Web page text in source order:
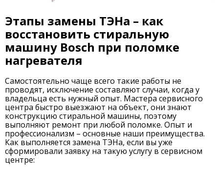
Этапы замены ТЭНа – как
восстановить стиральную
машину Bosch при поломке
нагревателя
Самостоятельно чаще всего такие работы не
проводят, исключение составляют случаи, когда у
владельца есть нужный опыт. Мастера сервисного
центра быстро выезжают на объект, они знают
конструкцию стиральной машины, поэтому
выполняют ремонт при любой поломке. Опыт и
профессионализм – основные наши преимущества.
Как выполняется замена ТЭНа, если вы уже
сформировали заявку на такую услугу в сервисном
центре: